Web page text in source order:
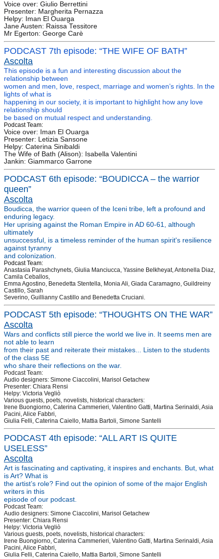
Voice over: Giulio Berrettini
Presenter: Margherita Pernazza
Helpy: Iman El Ouarga
Jane Austen: Raissa Tessitore
Mr Egerton: George Carè
PODCAST 7th episode: “THE WIFE OF BATH”
Ascolta
This episode is a fun and interesting discussion about the
relationship between
women and men, love, respect, marriage and women’s rights. In the
lights of what is
happening in our society, it is important to highlight how any love
relationship should
be based on mutual respect and understanding.
Podcast Team:
Voice over: Iman El Ouarga
Presenter: Letizia Sansone
Helpy: Caterina Sinibaldi
The Wife of Bath (Alison): Isabella Valentini
Jankin: Giammarco Garrone
PODCAST 6th episode: “BOUDICCA – the warrior
queen”
Ascolta
Boudicca, the warrior queen of the Iceni tribe, left a profound and
enduring legacy.
Her uprising against the Roman Empire in AD 60-61, although
ultimately
unsuccessful, is a timeless reminder of the human spirit's resilience
against tyranny
and colonization.
Podcast Team:
Anastasia Parashchynets, Giulia Manciucca, Yassine Belkheyat, Antonella Diaz,
Camila Ceballos,
Emma Agostino, Benedetta Stentella, Monia Ali, Giada Caramagno, Guildreiny
Castillo, Sarah
Severino, Guillianny Castillo and Benedetta Cruciani.
PODCAST 5th episode: “THOUGHTS ON THE WAR”
Ascolta
Wars and conflicts still pierce the world we live in. It seems men are
not able to learn
from their past and reiterate their mistakes... Listen to the students
of the class 5E
who share their reflections on the war.
Podcast Team:
Audio designers: Simone Ciaccolini, Marisol Getachew
Presenter: Chiara Rensi
Helpy: Victoria Vegliò
Various guests, poets, novelists, historical characters:
Irene Buongiorno, Caterina Cammerieri, Valentino Gatti, Martina Serinaldi, Asia
Pacini, Alice Fabbri,
Giulia Felli, Caterina Caiello, Mattia Bartoli, Simone Santelli
PODCAST 4th episode: “ALL ART IS QUITE
USELESS”
Ascolta
Art is fascinating and captivating, it inspires and enchants. But, what
is Art? What is
the artist’s role? Find out the opinion of some of the major English
writers in this
episode of our podcast.
Podcast Team:
Audio designers: Simone Ciaccolini, Marisol Getachew
Presenter: Chiara Rensi
Helpy: Victoria Vegliò
Various guests, poets, novelists, historical characters:
Irene Buongiorno, Caterina Cammerieri, Valentino Gatti, Martina Serinaldi, Asia
Pacini, Alice Fabbri,
Giulia Felli, Caterina Caiello, Mattia Bartoli, Simone Santelli